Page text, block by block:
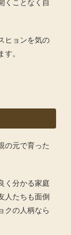
くことなく自
ヒョンを気の
。
の元で育った
く分かる家庭
人たちも面倒
クの人柄なら